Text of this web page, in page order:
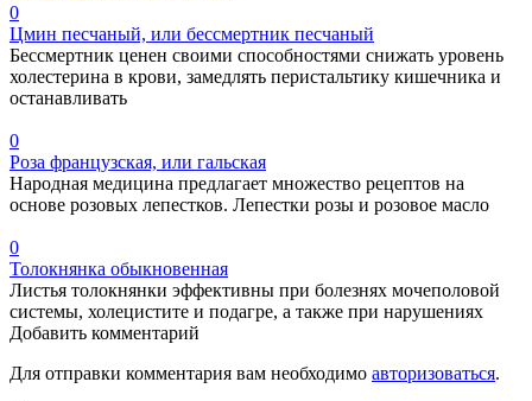
0
Цмин песчаный, или бессмертник песчаный
Бессмертник ценен своими способностями снижать уровень
холестерина в крови, замедлять перистальтику кишечника и
останавливать
0
Роза французская, или гальская
Народная медицина предлагает множество рецептов на
основе розовых лепестков. Лепестки розы и розовое масло
0
Толокнянка обыкновенная
Листья толокнянки эффективны при болезнях мочеполовой
системы, холецистите и подагре, а также при нарушениях
Добавить комментарий
Для отправки комментария вам необходимо авторизоваться.